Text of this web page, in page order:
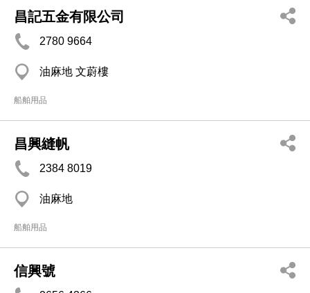
昌記五金有限公司
2780 9664
油麻地 文蔚樓
船舶用品
昌興縫帆
2384 8019
油麻地
船舶用品
信興號